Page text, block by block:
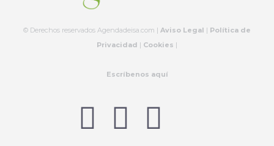
© Derechos reservados Agendadeisa.com | Aviso Legal | Política de
Privacidad | Cookies |
Escríbenos aquí